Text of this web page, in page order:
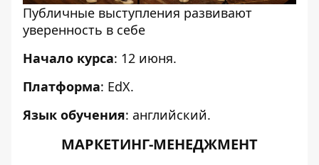
Публичные выступления развивают
уверенность в себе
Начало курса: 12 июня.
Платформа: ЕdX.
Язык обучения: английский.
МАРКЕТИНГ-МЕНЕДЖМЕНТ